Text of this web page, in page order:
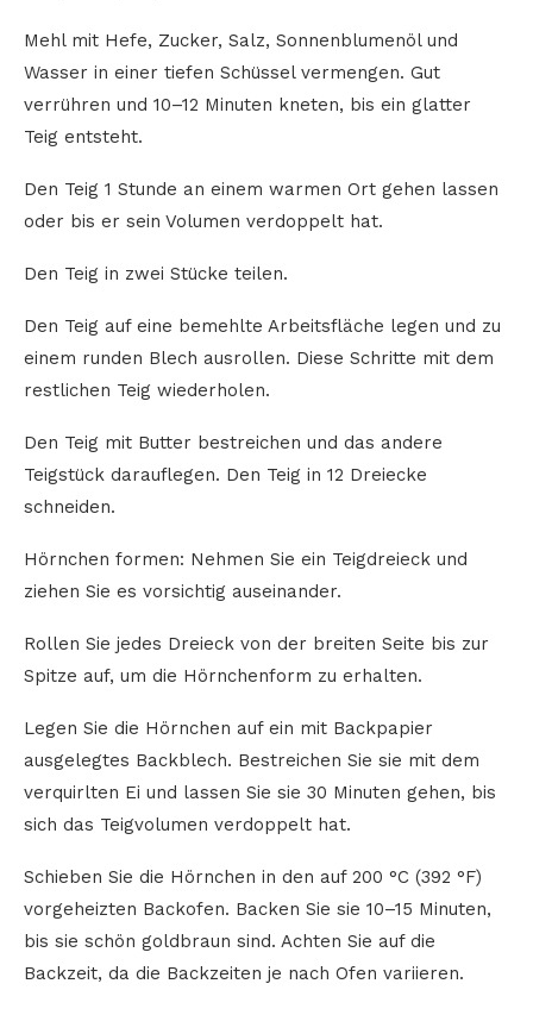
Mehl mit Hefe, Zucker, Salz, Sonnenblumenöl und
Wasser in einer tiefen Schüssel vermengen. Gut
verrühren und 10–12 Minuten kneten, bis ein glatter
Teig entsteht.
Den Teig 1 Stunde an einem warmen Ort gehen lassen
oder bis er sein Volumen verdoppelt hat.
Den Teig in zwei Stücke teilen.
Den Teig auf eine bemehlte Arbeitsfläche legen und zu
einem runden Blech ausrollen. Diese Schritte mit dem
restlichen Teig wiederholen.
Den Teig mit Butter bestreichen und das andere
Teigstück darauflegen. Den Teig in 12 Dreiecke
schneiden.
Hörnchen formen: Nehmen Sie ein Teigdreieck und
ziehen Sie es vorsichtig auseinander.
Rollen Sie jedes Dreieck von der breiten Seite bis zur
Spitze auf, um die Hörnchenform zu erhalten.
Legen Sie die Hörnchen auf ein mit Backpapier
ausgelegtes Backblech. Bestreichen Sie sie mit dem
verquirlten Ei und lassen Sie sie 30 Minuten gehen, bis
sich das Teigvolumen verdoppelt hat.
Schieben Sie die Hörnchen in den auf 200 °C (392 °F)
vorgeheizten Backofen. Backen Sie sie 10–15 Minuten,
bis sie schön goldbraun sind. Achten Sie auf die
Backzeit, da die Backzeiten je nach Ofen variieren.